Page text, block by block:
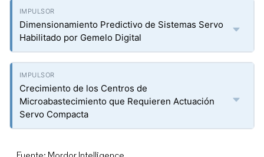
Dimensionamiento Predictivo de Sistemas Servo
Habilitado por Gemelo Digital
Crecimiento de los Centros de
Microabastecimiento que Requieren Actuación
Servo Compacta